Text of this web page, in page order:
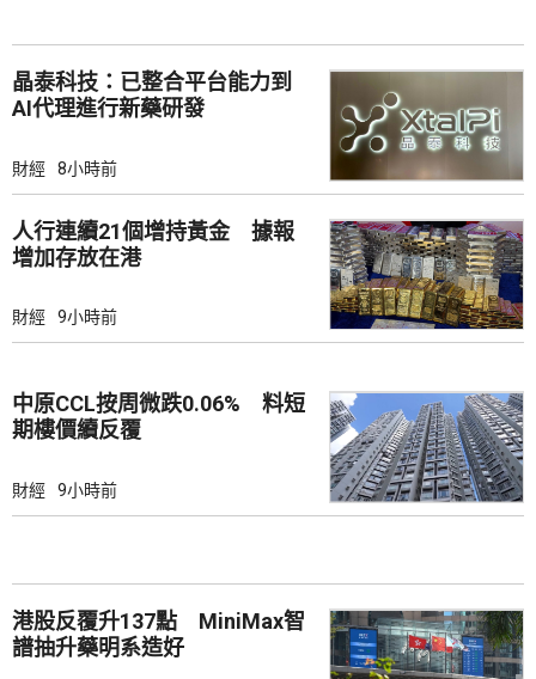
晶泰科技：已整合平台能力到
AI代理進行新藥研發
財經 8小時前
人行連續21個增持黃金 據報
增加存放在港
財經 9小時前
中原CCL按周微跌0.06% 料短
期樓價續反覆
財經 9小時前
港股反覆升137點 MiniMax智
譜抽升藥明系造好